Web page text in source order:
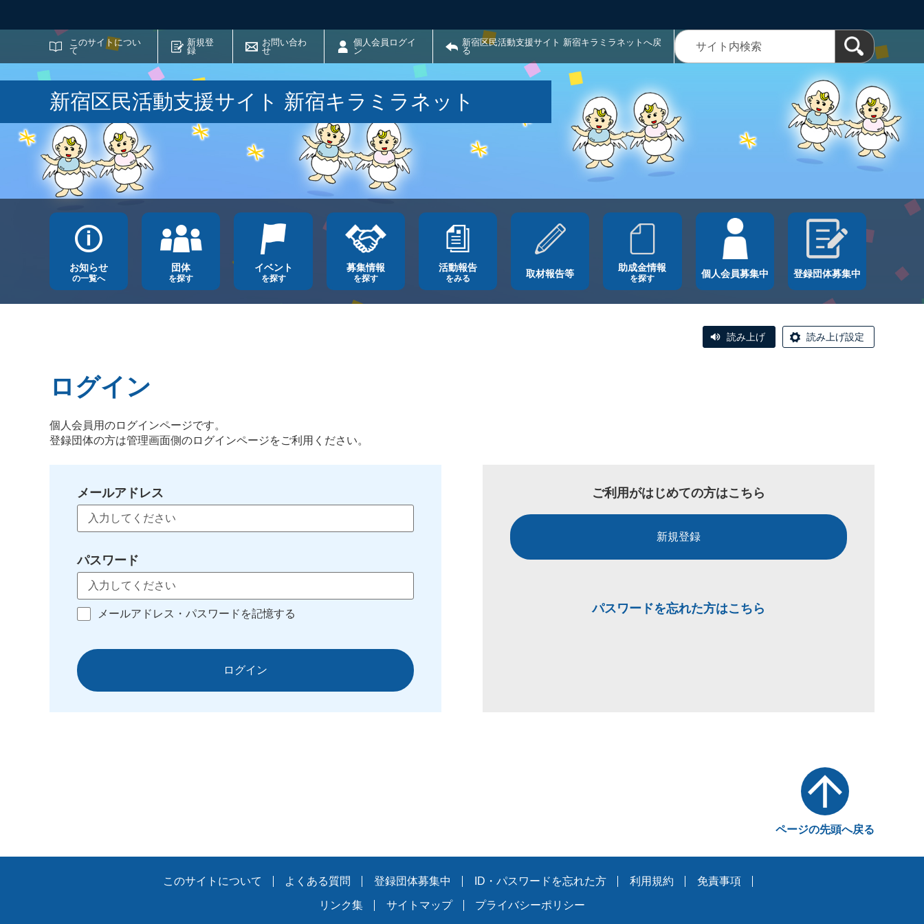
このサイトについ
て
新規登
録
お問い合わ
せ
個人会員ログイ
ン
新宿区民活動支援サイト 新宿キラミラネットへ戻
る
サイト内検索
新宿区民活動支援サイト 新宿キラミラネット
お知らせ
の一覧へ
団体
を探す
イベント
を探す
募集情報
を探す
活動報告
をみる 取材報告等
助成金情報
を探す 個人会員募集中 登録団体募集中
読み上げ 読み上げ設定
ログイン
個人会員用のログインページです。
登録団体の方は管理画面側のログインページをご利用ください。
メールアドレス
パスワード
メールアドレス・パスワードを記憶する
ログイン
ご利用がはじめての方はこちら
新規登録
パスワードを忘れた方はこちら
ページの先頭へ戻る
このサイトについて よくある質問 登録団体募集中 ID・パスワードを忘れた方 利用規約 免責事項
リンク集 サイトマップ プライバシーポリシー